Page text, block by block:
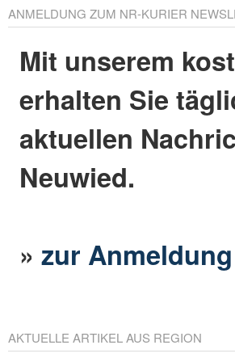
ANMELDUNG ZUM NR-KURIER
Mit unserem
erhalten Sie
aktuellen
Neuwied.
»zur Anmeldung
AKTUELLE ARTIKEL AUS REGION